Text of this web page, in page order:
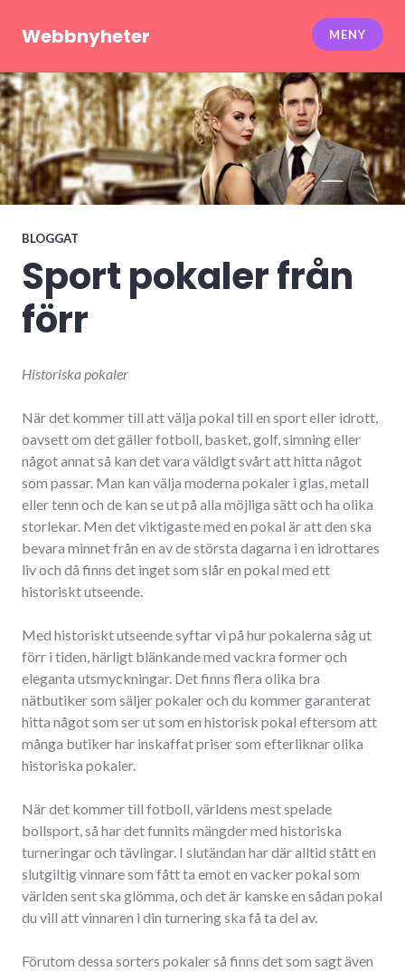
Webbnyheter MENY
BLOGGAT
Sport pokaler från
förr
Historiska pokaler
När det kommer till att välja pokal till en sport eller idrott,
oavsett om det gäller fotboll, basket, golf, simning eller
något annat så kan det vara väldigt svårt att hitta något
som passar. Man kan välja moderna pokaler i glas, metall
eller tenn och de kan se ut på alla möjliga sätt och ha olika
storlekar. Men det viktigaste med en pokal är att den ska
bevara minnet från en av de största dagarna i en idrottares
liv och då finns det inget som slår en pokal med ett
historiskt utseende.
Med historiskt utseende syftar vi på hur pokalerna såg ut
förr i tiden, härligt blänkande med vackra former och
eleganta utsmyckningar. Det finns flera olika bra
nätbutiker som säljer pokaler och du kommer garanterat
hitta något som ser ut som en historisk pokal eftersom att
många butiker har inskaffat priser som efterliknar olika
historiska pokaler.
När det kommer till fotboll, världens mest spelade
bollsport, så har det funnits mängder med historiska
turneringar och tävlingar. I slutändan har där alltid stått en
slutgiltig vinnare som fått ta emot en vacker pokal som
världen sent ska glömma, och det är kanske en sådan pokal
du vill att vinnaren i din turnering ska få ta del av.
Förutom dessa sorters pokaler så finns det som sagt även